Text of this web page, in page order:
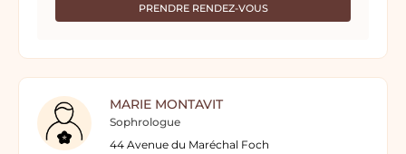
PRENDRE RENDEZ-VOUS
MARIE MONTAVIT
Sophrologue
44 Avenue du Maréchal Foch